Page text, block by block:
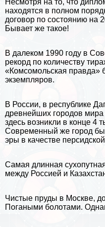
Несмотря на то, что
находятся в полном
договор по состоянию на
Бывает же такое!
В далеком 1990 году в
рекорд по количеству
«Комсомольская правда»
экземпляров.
В России, в республике
древнейших городов
здесь возникли в конце 4
Современный же город
эры в качестве
Самая длинная
между Россией и
Чистые пруды в Москве,
Погаными болотами.